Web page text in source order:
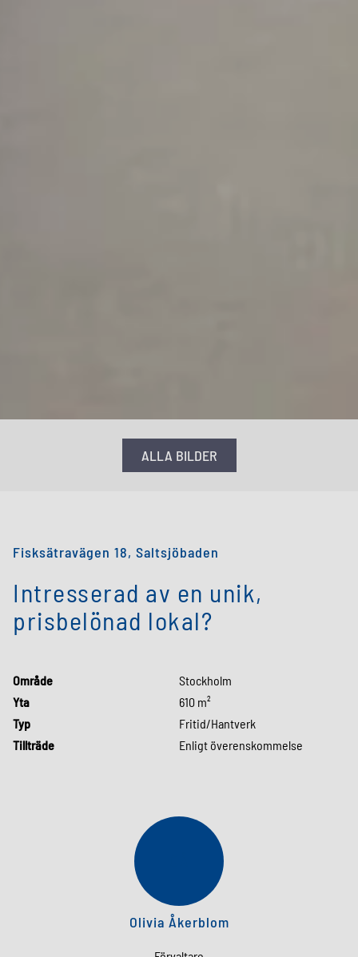
ALLA BILDER
Fisksätravägen 18, Saltsjöbaden
Intresserad av en unik,
prisbelönad lokal?
Område
Stockholm
Yta
610 m²
Typ
Fritid/Hantverk
Tillträde
Enligt överenskommelse
Olivia Åkerblom